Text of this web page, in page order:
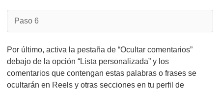
Paso 6
Por último, activa la pestaña de “Ocultar comentarios”
debajo de la opción “Lista personalizada” y los
comentarios que contengan estas palabras o frases se
ocultarán en Reels y otras secciones en tu perfil de